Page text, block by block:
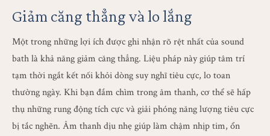
Giảm căng thẳng và lo lắng
Một trong những lợi ích được ghi nhận rõ rệt nhất của sound
bath là khả năng giảm căng thẳng. Liệu pháp này giúp tâm trí
tạm thời ngắt kết nối khỏi dòng suy nghĩ tiêu cực, lo toan
thường ngày. Khi bạn đắm chìm trong âm thanh, cơ thể sẽ hấp
thụ những rung động tích cực và giải phóng năng lượng tiêu cực
bị tắc nghẽn. Âm thanh dịu nhẹ giúp làm chậm nhịp tim, ổn